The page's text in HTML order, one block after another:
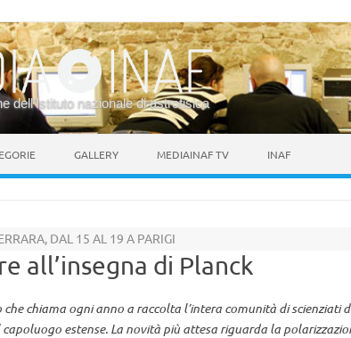
dell’Istituto nazionale di astrofisica
GALLERY MEDIAINAF TV INAF
DAL 15 AL 19 A PARIGI
all’insegna di Planck
che chiama ogni anno a raccolta l’intera comunità di scienziati
estense. La novità più attesa riguarda la